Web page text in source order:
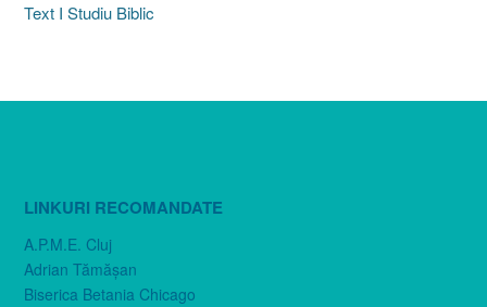
Text I Studiu Biblic
LINKURI RECOMANDATE
A.P.M.E. Cluj
Adrian Tămăşan
Biserica Betania Chicago